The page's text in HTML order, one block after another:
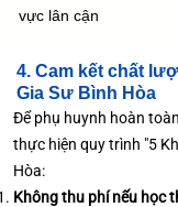
vực lân cận
4. Cam kết chất
Gia Sư Bình Hòa
Để phụ huynh hoàn
thực hiện quy trình "5
Hòa:
Không thu phí nếu học